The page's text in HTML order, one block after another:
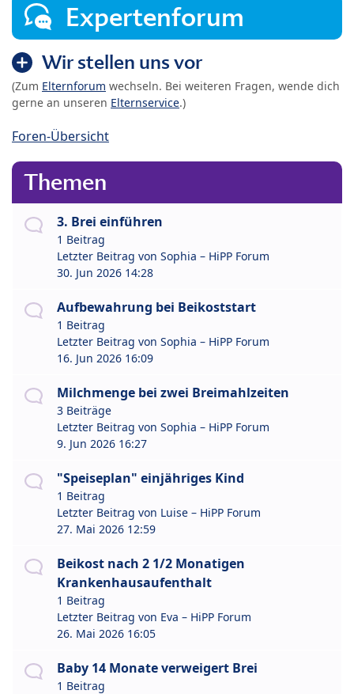
Expertenforum
Wir stellen uns vor
(Zum Elternforum wechseln. Bei weiteren Fragen, wende dich
gerne an unseren Elternservice.)
Foren-Übersicht
Themen
3. Brei einführen
1 Beitrag
Letzter Beitrag von Sophia – HiPP Forum
30. Jun 2026 14:28
Aufbewahrung bei Beikoststart
1 Beitrag
Letzter Beitrag von Sophia – HiPP Forum
16. Jun 2026 16:09
Milchmenge bei zwei Breimahlzeiten
3 Beiträge
Letzter Beitrag von Sophia – HiPP Forum
9. Jun 2026 16:27
"Speiseplan" einjähriges Kind
1 Beitrag
Letzter Beitrag von Luise – HiPP Forum
27. Mai 2026 12:59
Beikost nach 2 1/2 Monatigen
Krankenhausaufenthalt
1 Beitrag
Letzter Beitrag von Eva – HiPP Forum
26. Mai 2026 16:05
Baby 14 Monate verweigert Brei
1 Beitrag